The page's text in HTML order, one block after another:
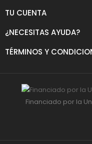
TU CUENTA
¿NECESITAS AYUDA?
TÉRMINOS Y
Financiado por la